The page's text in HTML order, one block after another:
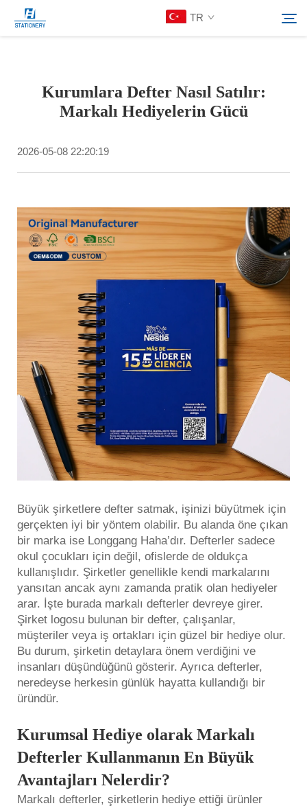
TR
Ürünler
Kaynaklar
Bize Ulaşın
Kurumlara Defter Nasıl Satılır:
Markalı Hediyelerin Gücü
2026-05-08 22:20:19
Büyük şirketlere defter satmak, işinizi büyütmek için
gerçekten iyi bir yöntem olabilir. Bu alanda öne çıkan
bir marka ise Longgang Haha’dır. Defterler sadece
okul çocukları için değil, ofislerde de oldukça
kullanışlıdır. Şirketler genellikle kendi markalarını
yansıtan ancak aynı zamanda pratik olan hediyeler
arar. İşte burada markalı defterler devreye girer.
Şirket logosu bulunan bir defter, çalışanlar,
müşteriler veya iş ortakları için güzel bir hediye olur.
Bu durum, şirketin detaylara önem verdiğini ve
insanları düşündüğünü gösterir. Ayrıca defterler,
neredeyse herkesin günlük hayatta kullandığı bir
üründür.
Kurumsal Hediye olarak Markalı
Defterler Kullanmanın En Büyük
Avantajları Nelerdir?
Markalı defterler, şirketlerin hediye ettiği ürünler